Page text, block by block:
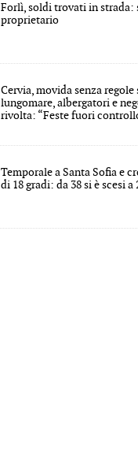
Forlì, soldi trovati in strada:
proprietario
Cervia, movida senza regole
lungomare, albergatori e
rivolta: “Feste fuori
Temporale a Santa Sofia e
di 18 gradi: da 38 si è scesi a